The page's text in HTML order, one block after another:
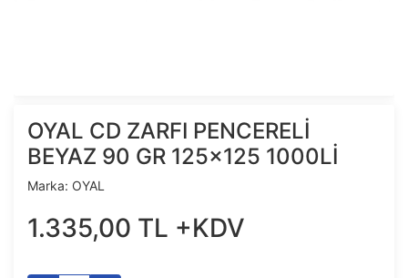
OYAL CD ZARFI PENCERELİ
BEYAZ 90 GR 125x125 1000Lİ
Marka: OYAL
1.335,00 TL +KDV